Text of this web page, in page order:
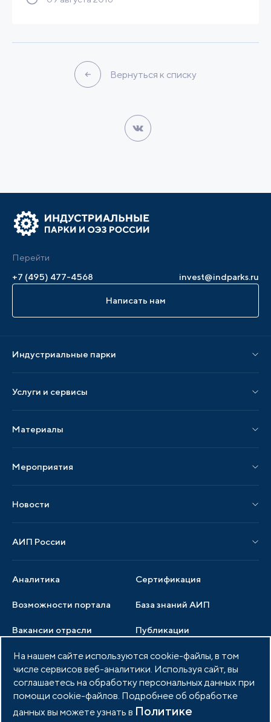
Вернуться к списку
Перейти
+7 (495) 477-4568
invest@indparks.ru
Написать нам
Индустриальные парки
Парки по регионам
Услуги и сервисы
Услуги по локализации
Аналитика Сертификация
Возможности портала
Материалы
Публикации СМИ и статьи
Образцы документов
База знаний АИП
Вакансии отрасли
Мероприятия
Мероприятия отрасли
Новости
Новости отрасли
Публикации
Медиатека Тендеры
АИП России
Члены ассоциации
Услуги ассоциации
Документы АИП
Партнеры ассоциации
Фото и видео
Членство в АИП Войти в личный кабинет
На нашем сайте используются cookie-файлы, в том
числе сервисов веб-аналитики. Используя сайт, вы
соглашаетесь на обработку персональных данных при
помощи cookie-файлов. Подробнее об обработке
данных вы можете узнать в Политике